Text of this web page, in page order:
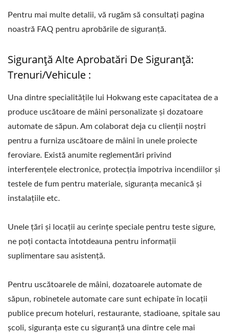
Pentru mai multe detalii, vă rugăm să consultați pagina
noastră FAQ pentru aprobările de siguranță.
Siguranță Alte Aprobatări De Siguranță:
Trenuri/Vehicule :
Una dintre specialitățile lui Hokwang este capacitatea de a
produce uscătoare de mâini personalizate și dozatoare
automate de săpun. Am colaborat deja cu clienții noștri
pentru a furniza uscătoare de mâini în unele proiecte
feroviare. Există anumite reglementări privind
interferențele electronice, protecția împotriva incendiilor și
testele de fum pentru materiale, siguranța mecanică și
instalațiile etc.
Unele țări și locații au cerințe speciale pentru teste sigure,
ne poți contacta întotdeauna pentru informații
suplimentare sau asistență.
Pentru uscătoarele de mâini, dozatoarele automate de
săpun, robinetele automate care sunt echipate în locații
publice precum hoteluri, restaurante, stadioane, spitale sau
școli, siguranța este cu siguranță una dintre cele mai